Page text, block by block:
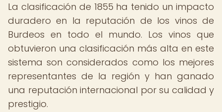
La clasificación de 1855 ha tenido un impacto
duradero en la reputación de los vinos de
Burdeos en todo el mundo. Los vinos que
obtuvieron una clasificación más alta en este
sistema son considerados como los mejores
representantes de la región y han ganado
una reputación internacional por su calidad y
prestigio.